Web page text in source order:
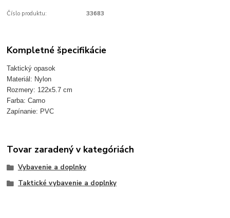
Číslo produktu: 33683
Kompletné špecifikácie
Taktický opasok
Materiál: Nylon
Rozmery: 122x5.7 cm
Farba: Camo
Zapínanie: PVC
Tovar zaradený v kategóriách
Vybavenie a doplnky
Taktické vybavenie a doplnky